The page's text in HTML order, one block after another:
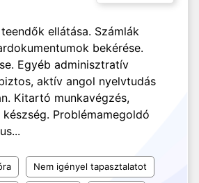
ellátása. Számlák
bekérése.
Egyéb adminisztratív
aktív angol nyelvtudás
Kitartó munkavégzés,
Problémamegoldó
Nem igényel tapasztalatot